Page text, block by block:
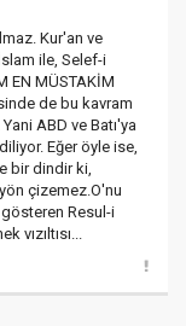
Kur'an ve
ile, Selef-i
EN MÜSTAKİM
de bu kavram
Yani ABD ve Batı'ya
Eğer öyle ise,
bir dindir ki,
çizemez.O'nu
Resul-i
vızıltısı...